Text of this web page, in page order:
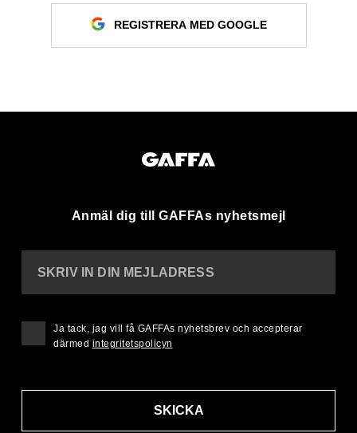
REGISTRERA MED GOOGLE
Anmäl dig till GAFFAs nyhetsmejl
SKRIV IN DIN MEJLADRESS
SKICKA
Ja tack, jag vill få GAFFAs nyhetsbrev och accepterar
därmed integritetspolicyn